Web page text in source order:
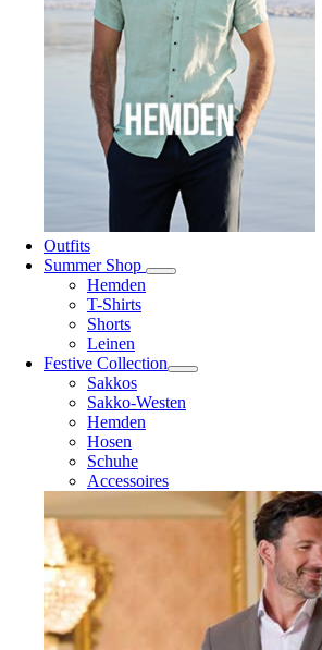
Outfits
Summer Shop
Hemden
T-Shirts
Shorts
Leinen
Festive Collection
Sakkos
Sakko-Westen
Hemden
Hosen
Schuhe
Accessoires